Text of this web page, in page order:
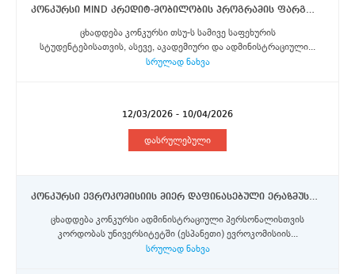
კონკურსი MIND კრედიტ-მობილობის პროგრამის ფარგლებში პორტოს უნივერსიტეტში, მინიოს უნივერსიტეტში, ავეიროს უნივერსიტეტში და ტრაზ-უჟ-მონტიშისა და ალტუ-დორუს უნივერისტეტში მობილობის სტიპენდიების მოსაპოვებლად
ცხადდება კონკურსი თსუ-ს სამივე საფეხურის
სტუდენტებისათვის, ასევე, აკადემიური და ადმინისტრაციული...
სრულად ნახვა
12/03/2026 - 10/04/2026
დასრულებული
კონკურსი ევროკომისიის მიერ დაფინასებული ერაზმუს+ პროგრამის სტიპენდიების მოსასპოვებლად ადმინისტრაციული პერსონალისთვის
ცხადდება კონკურსი ადმინისტრაციული პერსონალისთვის
კორდობას უნივერსიტეტში (ესპანეთი) ევროკომისიის...
სრულად ნახვა